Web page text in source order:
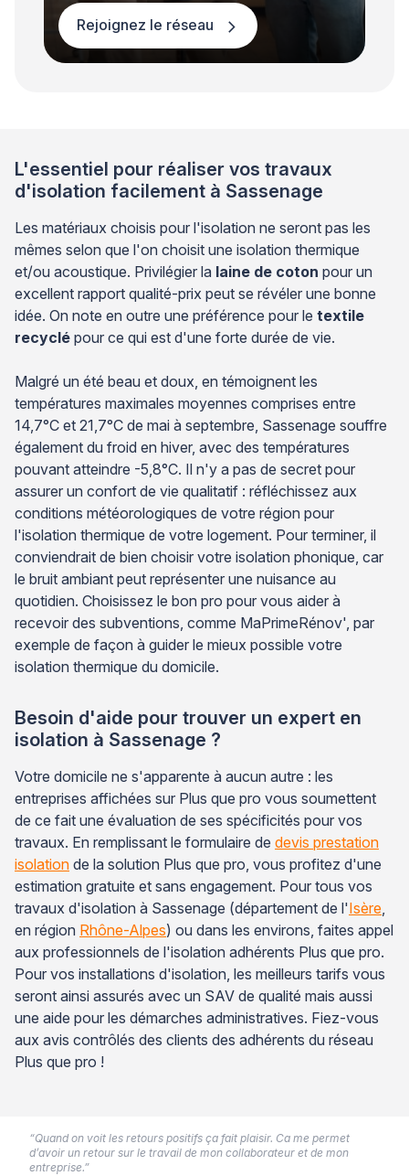
Rejoignez le réseau
L'essentiel pour réaliser vos travaux
d'isolation facilement à Sassenage
Les matériaux choisis pour l'isolation ne seront pas les
mêmes selon que l'on choisit une isolation thermique
et/ou acoustique. Privilégier la laine de coton pour un
excellent rapport qualité-prix peut se révéler une bonne
idée. On note en outre une préférence pour le textile
recyclé pour ce qui est d'une forte durée de vie.
Malgré un été beau et doux, en témoignent les
températures maximales moyennes comprises entre
14,7°C et 21,7°C de mai à septembre, Sassenage souffre
également du froid en hiver, avec des températures
pouvant atteindre -5,8°C. Il n'y a pas de secret pour
assurer un confort de vie qualitatif : réfléchissez aux
conditions météorologiques de votre région pour
l'isolation thermique de votre logement. Pour terminer, il
conviendrait de bien choisir votre isolation phonique, car
le bruit ambiant peut représenter une nuisance au
quotidien. Choisissez le bon pro pour vous aider à
recevoir des subventions, comme MaPrimeRénov', par
exemple de façon à guider le mieux possible votre
isolation thermique du domicile.
Besoin d'aide pour trouver un expert en
isolation à Sassenage ?
Votre domicile ne s'apparente à aucun autre : les
entreprises affichées sur Plus que pro vous soumettent
de ce fait une évaluation de ses spécificités pour vos
travaux. En remplissant le formulaire de devis prestation
isolation de la solution Plus que pro, vous profitez d'une
estimation gratuite et sans engagement. Pour tous vos
travaux d'isolation à Sassenage (département de l'Isère,
en région Rhône-Alpes) ou dans les environs, faites appel
aux professionnels de l'isolation adhérents Plus que pro.
Pour vos installations d'isolation, les meilleurs tarifs vous
seront ainsi assurés avec un SAV de qualité mais aussi
une aide pour les démarches administratives. Fiez-vous
aux avis contrôlés des clients des adhérents du réseau
Plus que pro !
“Quand on voit les retours positifs ça fait plaisir. Ca me permet
d’avoir un retour sur le travail de mon collaborateur et de mon
entreprise.”